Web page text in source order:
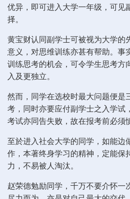
优异，即可进入大学一年级，可见
择。
黄宝财认同副学士可被视为大学的
意义，对思维训练亦甚有帮助。事
训练思考的机会，可令学生思考方
入及更独立。
然而，同学在选校时最大问题便是
考，同时亦要应付副学士之入学试
考试亦同告失败，故在报考前必须
至於进入社会大学的同学，如能边
作，本著终身学习的精神，定能保
力，不易被人淘汰。
赵荣德勉励同学，千万不要介怀一